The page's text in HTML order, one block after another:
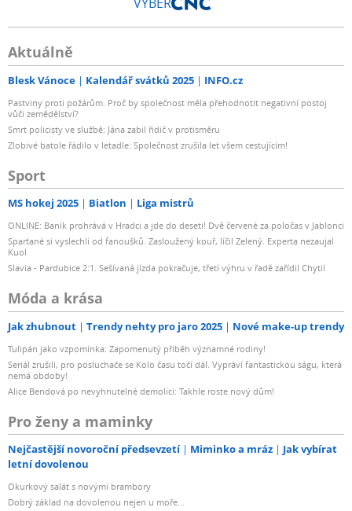
VÝBĚR
Aktuálně
Blesk Vánoce Kalendář svátků 2025 INFO.cz
Pastviny proti požárům. Proč by společnost měla přehodnotit negativní postoj
vůči zemědělství?
Smrt policisty ve službě: Jána zabil řidič v protisměru
Zlobivé batole řádilo v letadle: Společnost zrušila let všem cestujícím!
Sport
MS hokej 2025 Biatlon Liga mistrů
ONLINE: Baník prohrává v Hradci a jde do deseti! Dvě červené za poločas v Jablonci
Sparťané si vyslechli od fanoušků. Zasloužený kouř, líčil Zelený. Experta nezaujal
Kuol
Slavia - Pardubice 2:1. Sešívaná jízda pokračuje, třetí výhru v řadě zařídil Chytil
Móda a krása
Jak zhubnout Trendy nehty pro jaro 2025 Nové make-up trendy
Tulipán jako vzpomínka: Zapomenutý příběh významné rodiny!
Seriál zrušili, pro posluchače se Kolo času točí dál. Vypráví fantastickou ságu, která
nemá obdoby!
Alice Bendová po nevyhnutelné demolici: Takhle roste nový dům!
Pro ženy a maminky
Nejčastější novoroční předsevzetí Miminko a mráz
Jak vybírat
letní dovolenou
Okurkový salát s novými brambory
Dobrý základ na dovolenou nejen u moře...